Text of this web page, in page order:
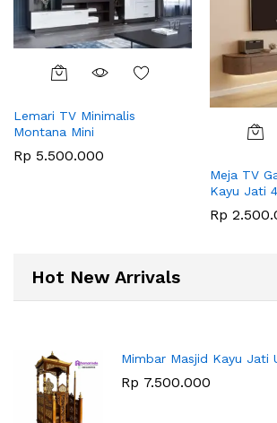
Lemari TV Minimalis
Montana Mini
Rp 5.500.000
Meja TV
Kayu Jati
Rp
Hot New Arrivals
Mimbar Masjid Kayu Jati
Rp 7.500.000